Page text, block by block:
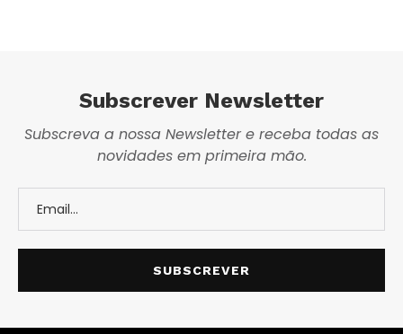
Subscrever Newsletter
Subscreva a nossa Newsletter e receba todas as
novidades em primeira mão.